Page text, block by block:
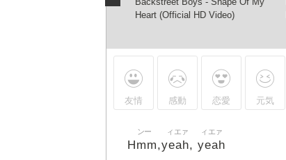
Heart (Official HD Video)
友情 感動 恋愛 元気
Hmm,
ンー
yeah,
ィエァ
yeah
ィエァ